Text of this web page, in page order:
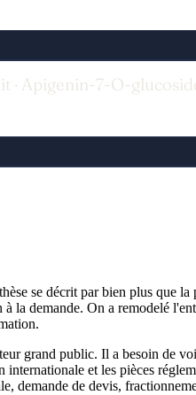
· Apigenin-7-O-
se décrit par bien plus que
la demande. On a remodelé
grand public. Il a besoin de
et les pièces
demande de devis,